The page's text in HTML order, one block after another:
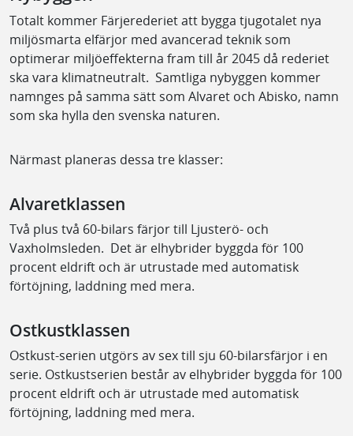
Totalt kommer Färjerederiet att bygga tjugotalet nya
miljösmarta elfärjor med avancerad teknik som
optimerar miljöeffekterna fram till år 2045 då rederiet
ska vara klimatneutralt. Samtliga nybyggen kommer
namnges på samma sätt som Alvaret och Abisko, namn
som ska hylla den svenska naturen.
Närmast planeras dessa tre klasser:
Alvaretklassen
Två plus två 60-bilars färjor till Ljusterö- och
Vaxholmsleden. Det är elhybrider byggda för 100
procent eldrift och är utrustade med automatisk
förtöjning, laddning med mera.
Ostkustklassen
Ostkust-serien utgörs av sex till sju 60-bilarsfärjor i en
serie. Ostkustserien består av elhybrider byggda för 100
procent eldrift och är utrustade med automatisk
förtöjning, laddning med mera.